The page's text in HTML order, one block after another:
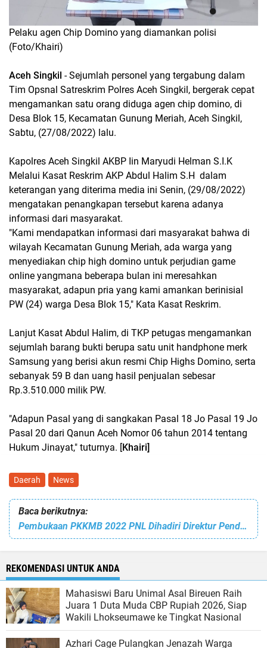
Pelaku agen Chip Domino yang diamankan polisi
(Foto/Khairi)
Aceh Singkil - Sejumlah personel yang tergabung dalam
Tim Opsnal Satreskrim Polres Aceh Singkil, bergerak cepat
mengamankan satu orang diduga agen chip domino, di
Desa Blok 15, Kecamatan Gunung Meriah, Aceh Singkil,
Sabtu, (27/08/2022) lalu.
Kapolres Aceh Singkil AKBP Iin Maryudi Helman S.I.K
Melalui Kasat Reskrim AKP Abdul Halim S.H dalam
keterangan yang diterima media ini Senin, (29/08/2022)
mengatakan penangkapan tersebut karena adanya
informasi dari masyarakat.
"Kami mendapatkan informasi dari masyarakat bahwa di
wilayah Kecamatan Gunung Meriah, ada warga yang
menyediakan chip high domino untuk perjudian game
online yangmana beberapa bulan ini meresahkan
masyarakat, adapun pria yang kami amankan berinisial
PW (24) warga Desa Blok 15,″ Kata Kasat Reskrim.
Lanjut Kasat Abdul Halim, di TKP petugas mengamankan
sejumlah barang bukti berupa satu unit handphone merk
Samsung yang berisi akun resmi Chip Highs Domino, serta
sebanyak 59 B dan uang hasil penjualan sebesar
Rp.3.510.000 milik PW.
"Adapun Pasal yang di sangkakan Pasal 18 Jo Pasal 19 Jo
Pasal 20 dari Qanun Aceh Nomor 06 tahun 2014 tentang
Hukum Jinayat," tuturnya. [Khairi]
Daerah News
Baca berikutnya:
Pembukaan PKKMB 2022 PNL Dihadiri Direktur Pendidikan Tinggi Vokasi dan Profesi. Ini yang Disampaikan
REKOMENDASI UNTUK ANDA
Mahasiswi Baru Unimal Asal Bireuen Raih
Juara 1 Duta Muda CBP Rupiah 2026, Siap
Wakili Lhokseumawe ke Tingkat Nasional
Azhari Cage Pulangkan Jenazah Warga